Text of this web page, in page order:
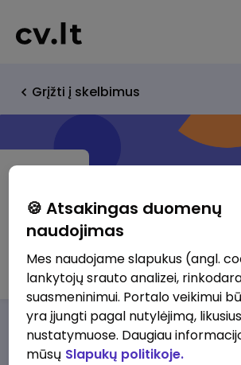
Grįžti į skelbimus
UAB EKO TARNYBA
Darbo pasiūlymaiApie mus
🍪 Atsakingas duomenų
naudojimas
Mes naudojame slapukus (angl.
lankytojų srauto analizei,
suasmeninimui. Portalo veikimui
yra įjungti pagal nutylėjimą,
nustatymuose. Daugiau
mūsų Slapukų politikoje.